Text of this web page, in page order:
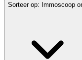
Sorteer op: Immoscoop